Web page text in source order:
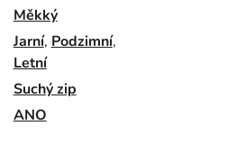
Měkký
Jarní, Podzimní,
Letní
Suchý zip
ANO